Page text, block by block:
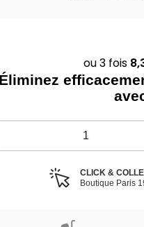
Éliminez
CLICK &
Boutique Paris